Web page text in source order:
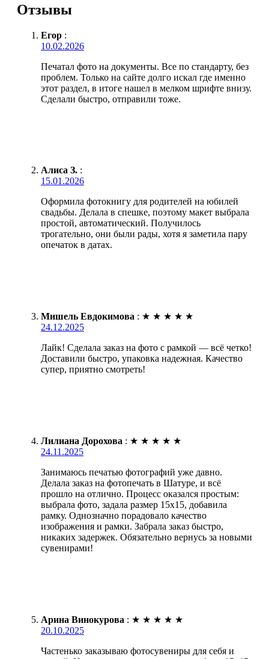
Отзывы
Егор :
10.02.2026
Печатал фото на документы. Все по стандарту, без
проблем. Только на сайте долго искал где именно
этот раздел, в итоге нашел в мелком шрифте внизу.
Сделали быстро, отправили тоже.
Алиса З. :
15.01.2026
Оформила фотокнигу для родителей на юбилей
свадьбы. Делала в спешке, поэтому макет выбрала
простой, автоматический. Получилось
трогательно, они были рады, хотя я заметила пару
опечаток в датах.
Мишель Евдокимова : ★ ★ ★ ★ ★
24.12.2025
Лайк! Сделала заказ на фото с рамкой — всё четко!
Доставили быстро, упаковка надежная. Качество
супер, приятно смотреть!
Лилиана Дорохова : ★ ★ ★ ★ ★
24.11.2025
Занимаюсь печатью фотографий уже давно.
Делала заказ на фотопечать в Шатуре, и всё
прошло на отлично. Процесс оказался простым:
выбрала фото, задала размер 15х15, добавила
рамку. Однозначно порадовало качество
изображения и рамки. Забрала заказ быстро,
никаких задержек. Обязательно вернусь за новыми
сувенирами!
Арина Винокурова : ★ ★ ★ ★ ★
20.10.2025
Частенько заказываю фотосувениры для себя и